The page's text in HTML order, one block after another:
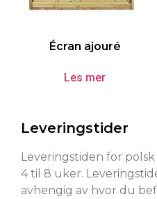
Écran ajouré
Les mer
Leveringstider
Leveringstiden for
4 til 8 uker.
avhengig av hvor du